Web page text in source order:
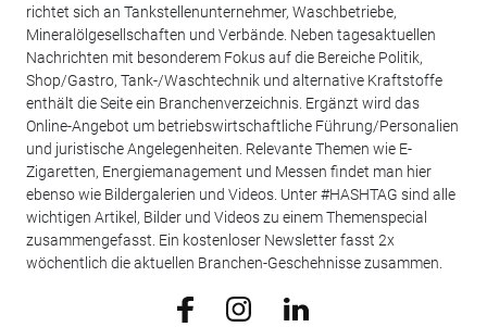
richtet sich an Tankstellenunternehmer, Waschbetriebe,
Mineralölgesellschaften und Verbände. Neben tagesaktuellen
Nachrichten mit besonderem Fokus auf die Bereiche Politik,
Shop/Gastro, Tank-/Waschtechnik und alternative Kraftstoffe
enthält die Seite ein Branchenverzeichnis. Ergänzt wird das
Online-Angebot um betriebswirtschaftliche Führung/Personalien
und juristische Angelegenheiten. Relevante Themen wie E-
Zigaretten, Energiemanagement und Messen findet man hier
ebenso wie Bildergalerien und Videos. Unter #HASHTAG sind alle
wichtigen Artikel, Bilder und Videos zu einem Themenspecial
zusammengefasst. Ein kostenloser Newsletter fasst 2x
wöchentlich die aktuellen Branchen-Geschehnisse zusammen.